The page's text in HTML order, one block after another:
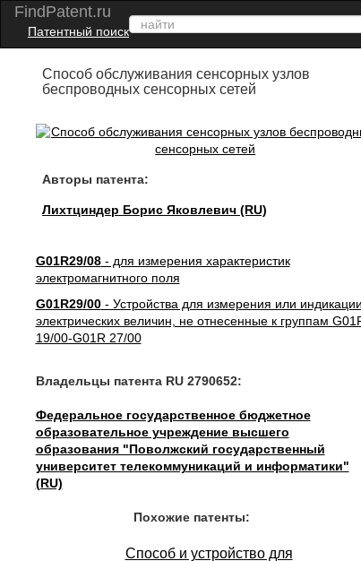
FindPatent.ru
Патентный поиск
Способ обслуживания сенсорных узлов
беспроводных сенсорных сетей
Авторы патента:
Лихтциндер Борис Яковлевич (RU)
G01R29/08- для измерения характеристик
электромагнитного поля
G01R29/00- Устройства для измерения или индикации
электрических величин, не отнесенные к группам
19/00-G01R 27/00
Владельцы патента RU 2790652:
Федеральное государственное бюджетное
образовательное учреждение высшего
образования "Поволжский государственный
университет телекоммуникаций и информатики"
(RU)
Похожие патенты:
Способ и устройство для